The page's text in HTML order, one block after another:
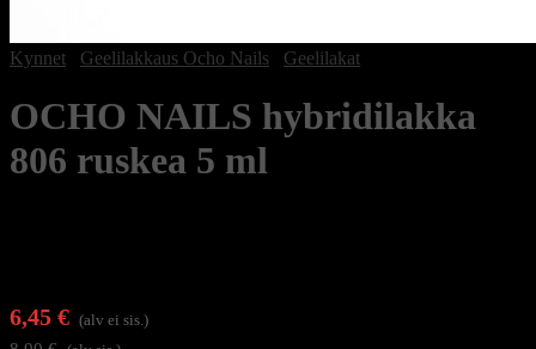
Kynnet Geelilakkaus Ocho Nails Geelilakat
OCHO NAILS hybridilakka
806 ruskea 5 ml
6,45 € (alv ei sis.)